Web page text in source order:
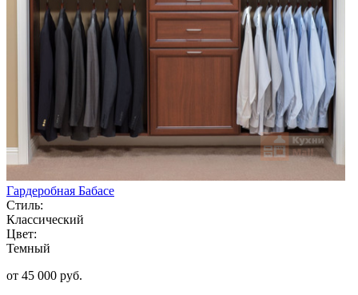
Гардеробная Бабасе
Стиль:
Классический
Цвет:
Темный
от 45 000 руб.